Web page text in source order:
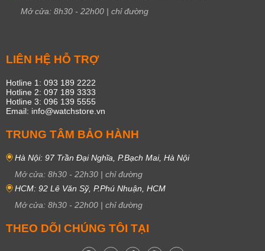
Mở cửa: 8h30 - 22h00 | chỉ đường
LIÊN HỆ HỖ TRỢ
Hotline 1: 093 189 2222
Hotline 2: 097 189 3333
Hotline 3: 096 139 5555
Email: info@watchstore.vn
TRUNG TÂM BẢO HÀNH
Hà Nội: 97 Trần Đại Nghĩa, P.Bạch Mai, Hà Nội
Mở cửa: 8h30 - 22h30 | chỉ đường
HCM: 92 Lê Văn Sỹ, P.Phú Nhuận, HCM
Mở cửa: 8h30 - 22h00 | chỉ đường
THEO DÕI CHÚNG TÔI TẠI